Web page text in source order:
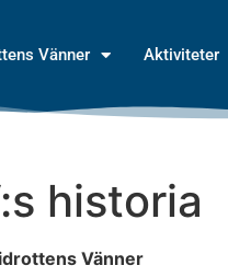
Vänner Aktiviteter
historia
Vänner